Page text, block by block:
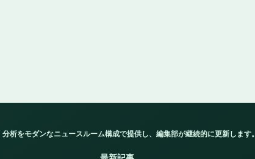
析をモダンなニュースルーム構成で提供し、編集部が継続的に更新します。